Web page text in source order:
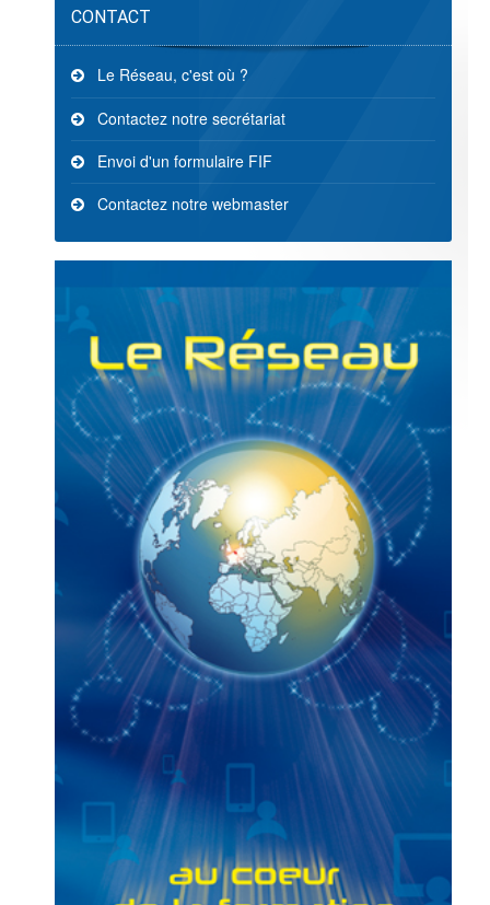
CONTACT
Le Réseau, c'est où ?
Contactez notre secrétariat
Envoi d'un formulaire FIF
Contactez notre webmaster